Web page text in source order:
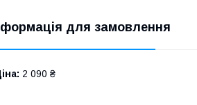
для замовлення
2 090 ₴